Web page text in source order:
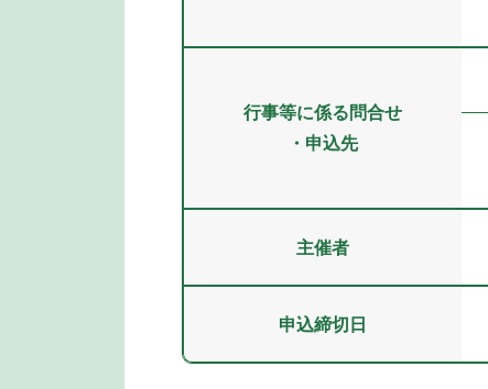
行事等に係る問合せ
・申込先
主催者
申込締切日